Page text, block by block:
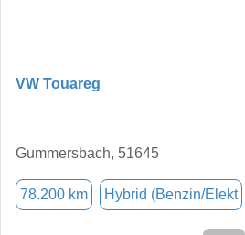
VW Touareg
Gummersbach, 51645
78.200 km Hybrid (Benzin/Elekt